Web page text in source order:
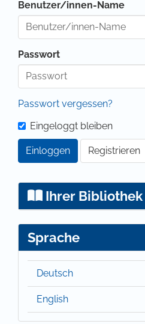
Benutzer/innen-Name
Passwort
Passwort vergessen?
Eingeloggt bleiben
Einloggen Registrieren
Ihrer Bibliothek
Sprache
Deutsch
English